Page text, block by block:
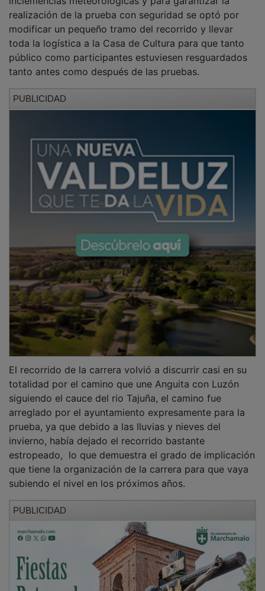
realización de la prueba con seguridad se optó por
modificar un pequeño tramo del recorrido y llevar
toda la logística a la Casa de Cultura para que tanto
público como participantes estuviesen resguardados
tanto antes como después de las pruebas.
totalidad por el camino que une Anguita con Luzón
siguiendo el cauce del rio Tajuña, el camino fue
arreglado por el ayuntamiento expresamente para la
prueba, ya que debido a las lluvias y nieves del
invierno, había dejado el recorrido bastante
estropeado, lo que demuestra el grado de implicación
que tiene la organización de la carrera para que vaya
subiendo el nivel en los próximos años.